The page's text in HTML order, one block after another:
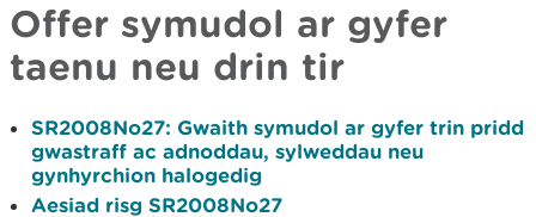
Offer symudol ar gyfer
taenu neu drin tir
SR2008No27: Gwaith symudol ar gyfer trin pridd
gwastraff ac adnoddau, sylweddau neu
gynhyrchion halogedig
Aesiad risg SR2008No27